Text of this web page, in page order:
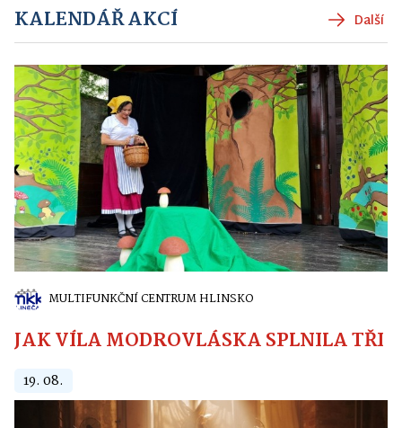
KALENDÁŘ AKCÍ Další
MULTIFUNKČNÍ CENTRUM HLINSKO
JAK VÍLA MODROVLÁSKA SPLNILA
19. 08.